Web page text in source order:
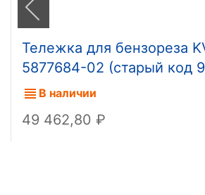
Тележка для бензореза
5877684-02 (старый код
В наличии
49 462,80